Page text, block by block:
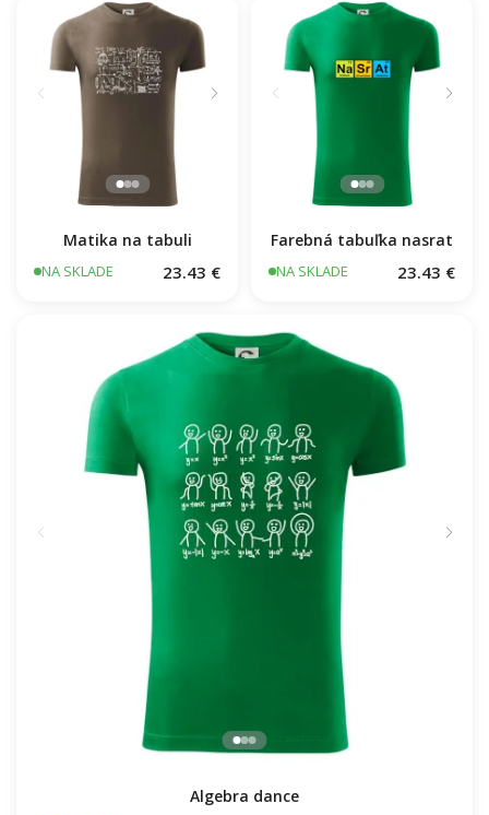
Matika na tabuli
NA SKLADE 23.43 €
Farebná tabuľka nasrat
NA SKLADE 23.43 €
Algebra dance